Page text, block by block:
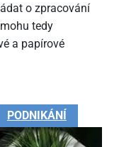
o zpracování
tedy
a papírové
PODNIKÁNÍ